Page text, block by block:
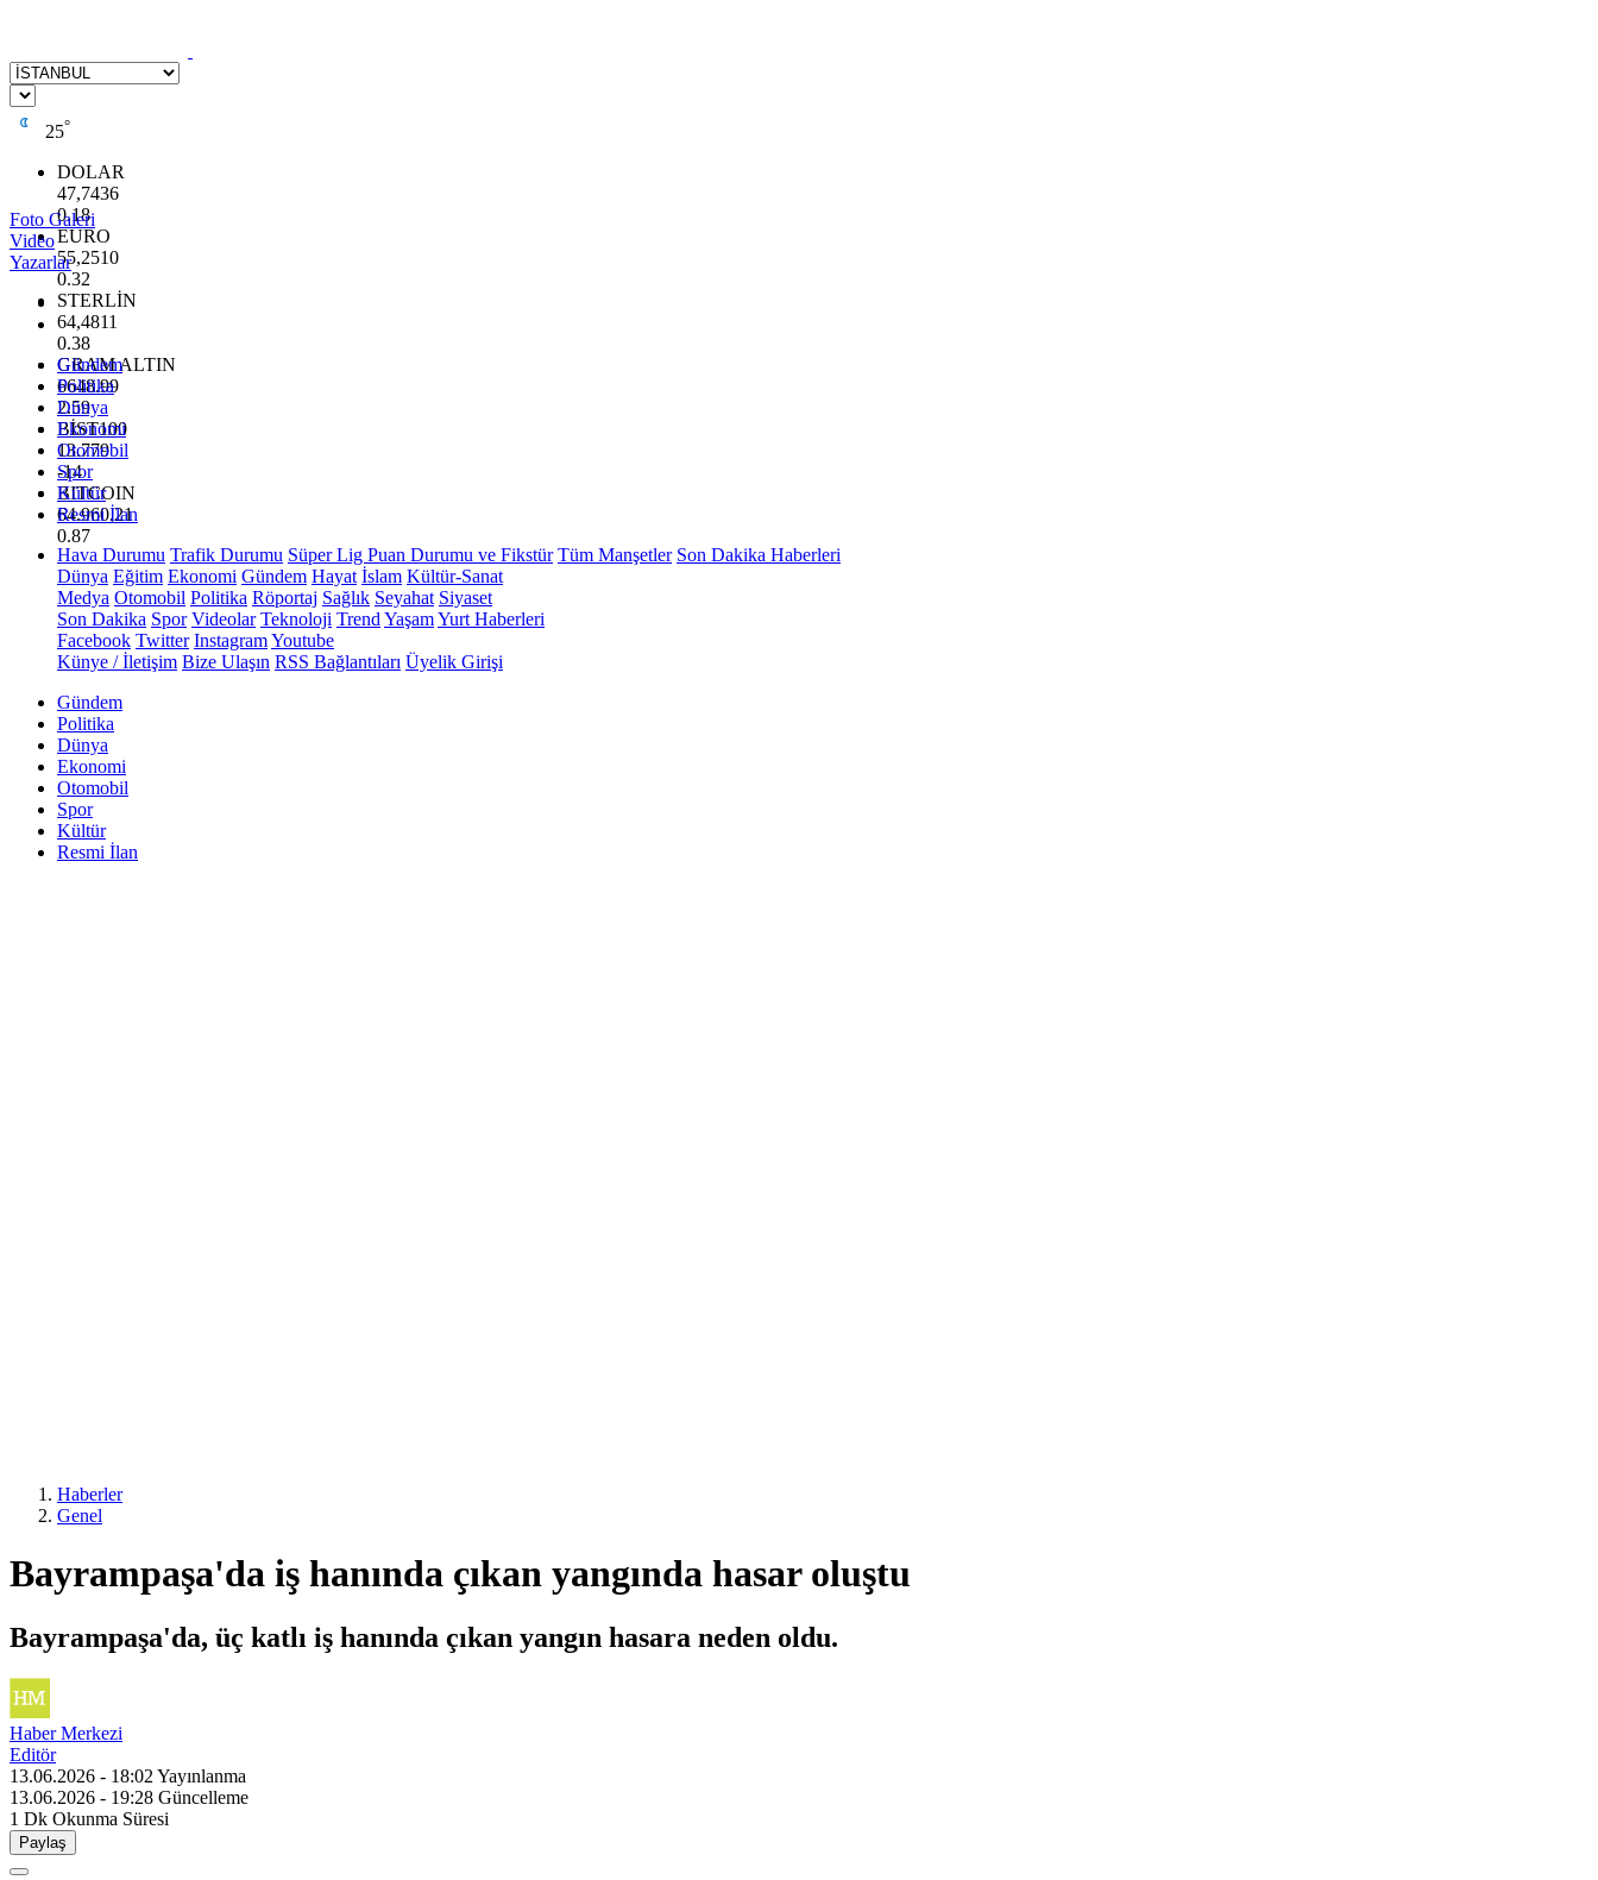
25°
DOLAR
47,7436
0.18
EURO
55,2510
0.32
STERLİN
64,4811
0.38
GRAM ALTIN
6648.99
2.59
BİST100
13.779
-14
BITCOIN
64.960,21
0.87
Foto Galeri
Video
Yazarlar
Gündem
Politika
Dünya
Ekonomi
Otomobil
Spor
Kültür
Resmi İlan
Hava Durumu Trafik Durumu Süper Lig Puan Durumu ve Fikstür Tüm Manşetler Son Dakika Haberleri
Dünya Eğitim Ekonomi Gündem Hayat İslam Kültür-Sanat
Medya Otomobil Politika Röportaj Sağlık Seyahat Siyaset
Son Dakika Spor Videolar Teknoloji Trend YaşamYurt Haberleri
Facebook Twitter InstagramYoutube
Künye / İletişim Bize Ulaşın RSS Bağlantıları Üyelik Girişi
Gündem
Politika
Dünya
Ekonomi
Otomobil
Spor
Kültür
Resmi İlan
Haberler
Genel
Bayrampaşa'da iş hanında çıkan yangında hasar oluştu
Bayrampaşa'da, üç katlı iş hanında çıkan yangın hasara neden oldu.
Haber Merkezi
Editör
13.06.2026 - 18:02 Yayınlanma
13.06.2026 - 19:28 Güncelleme
1 Dk Okunma Süresi
Paylaş